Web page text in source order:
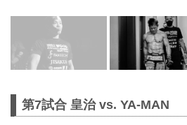
第7試合 皇治 vs. YA-MAN